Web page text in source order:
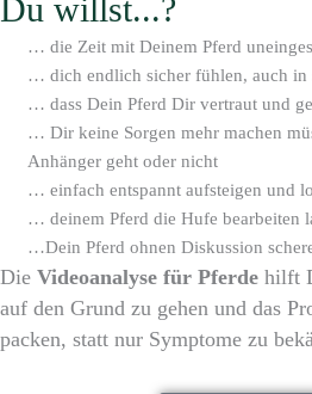
Du willst...?
… die Zeit mit Deinem Pferd
… dich endlich sicher fühlen, auch in
… dass Dein Pferd Dir vertraut und
… Dir keine Sorgen mehr machen
Anhänger geht oder nicht
… einfach entspannt aufsteigen und
… deinem Pferd die Hufe bearbeiten
…Dein Pferd ohnen Diskussion
Die Videoanalyse für Pferde hilft
auf den Grund zu gehen und das
packen, statt nur Symptome zu